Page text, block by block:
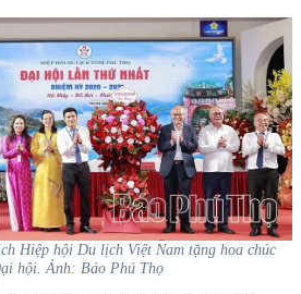
Hiệp hội Du lịch Việt Nam tặng hoa chúc
hội. Ảnh: Báo Phú Thọ